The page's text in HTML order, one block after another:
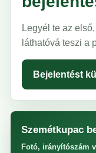
Legyél te az
láthatóvá teszi a
Bejelentést
Szemétkupac
Fotó, irányítószám